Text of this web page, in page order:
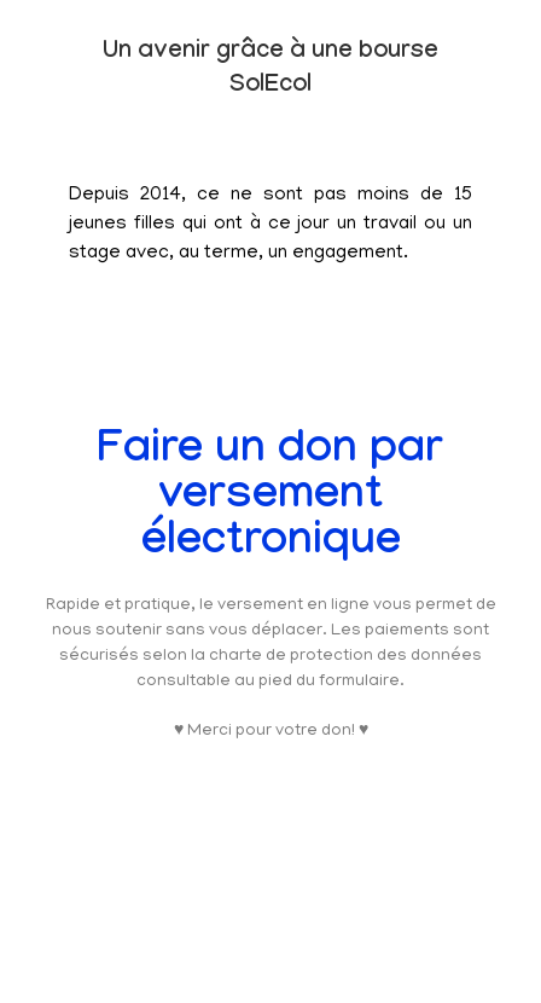
Un avenir grâce à une bourse
SolEcol
Depuis 2014, ce ne sont pas moins de 15
jeunes filles qui ont à ce jour un travail ou un
stage avec, au terme, un engagement.
Faire un don par
versement
électronique
Rapide et pratique, le versement en ligne vous permet de
nous soutenir sans vous déplacer. Les paiements sont
sécurisés selon la charte de protection des données
consultable au pied du formulaire.
♥ Merci pour votre don! ♥